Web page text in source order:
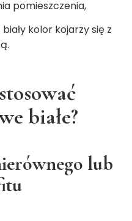
pomieszczenia,
biały kolor kojarzy się z
białe?
lub